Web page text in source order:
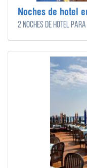
Noches de hotel
2 noches de hotel